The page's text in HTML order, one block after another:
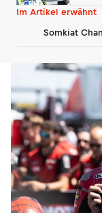
Im Artikel erwähnt
Somkiat